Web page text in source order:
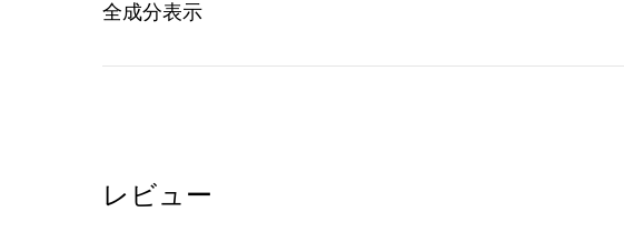
全成分表示
レビュー